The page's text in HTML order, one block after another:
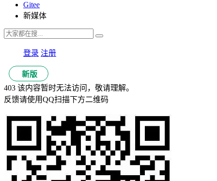
Gitee
新媒体
登录 注册
新版
403 该内容暂时无法访问，敬请理解。
反馈请使用QQ扫描下方二维码